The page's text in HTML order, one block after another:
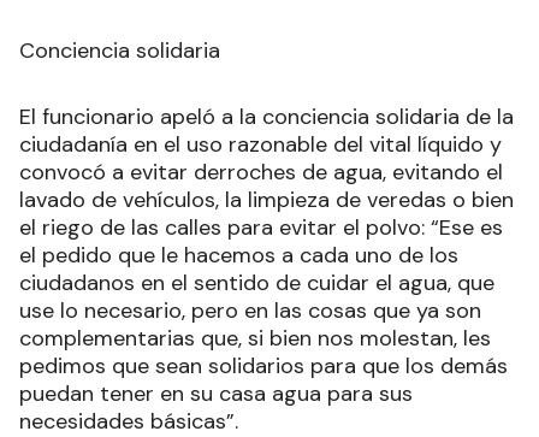
Conciencia solidaria
El funcionario apeló a la conciencia solidaria de la
ciudadanía en el uso razonable del vital líquido y
convocó a evitar derroches de agua, evitando el
lavado de vehículos, la limpieza de veredas o bien
el riego de las calles para evitar el polvo: “Ese es
el pedido que le hacemos a cada uno de los
ciudadanos en el sentido de cuidar el agua, que
use lo necesario, pero en las cosas que ya son
complementarias que, si bien nos molestan, les
pedimos que sean solidarios para que los demás
puedan tener en su casa agua para sus
necesidades básicas”.